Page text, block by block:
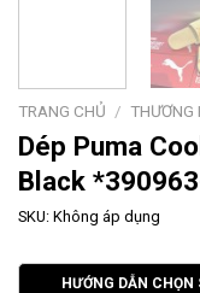
TRANG CHỦ / THƯƠNG
Dép Puma
Black
SKU: Không áp dụng
HƯỚNG DẪN CHỌN